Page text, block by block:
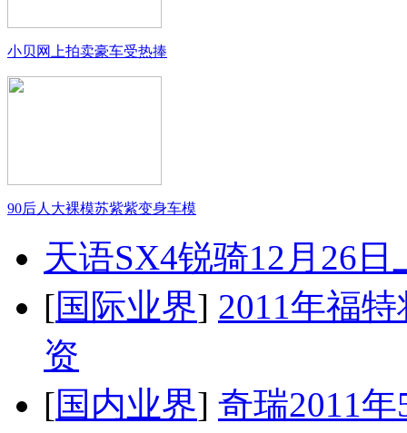
小贝网上拍卖豪车受热捧
90后人大裸模苏紫紫变身车模
天语SX4锐骑12月26
[国际业界] 2011年福
资
[国内业界] 奇瑞2011